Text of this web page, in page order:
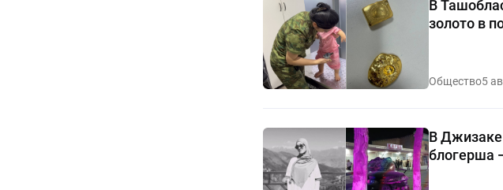
В
золото в
Общество5
В Джизаке
блогерша